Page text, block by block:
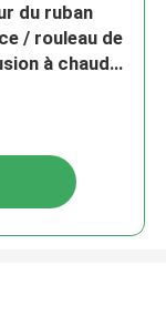
du ruban
/ rouleau de
à chaud